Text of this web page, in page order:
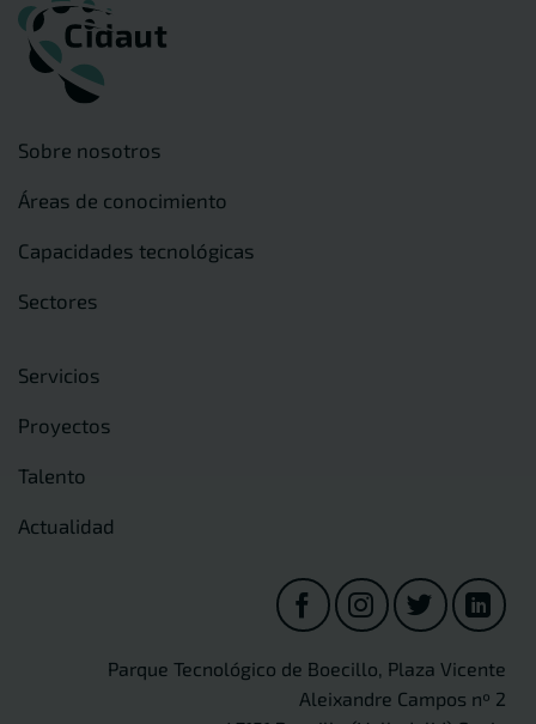
Sobre nosotros
Áreas de conocimiento
Capacidades tecnológicas
Sectores
Servicios
Proyectos
Talento
Actualidad
Parque Tecnológico de Boecillo, Plaza Vicente
Aleixandre Campos nº 2